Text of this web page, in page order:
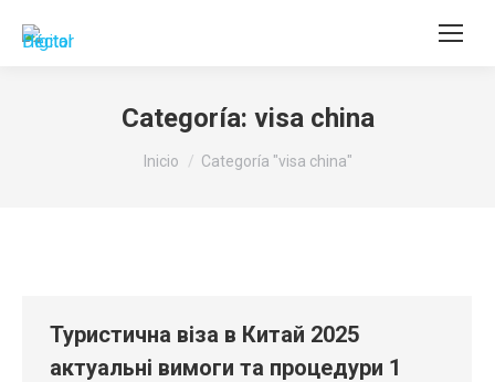
Buscar:
Categoría: visa china
Estás aquí:
Inicio Categoría "visa china"
Туристична віза в Китай 2025
актуальні вимоги та процедури 1